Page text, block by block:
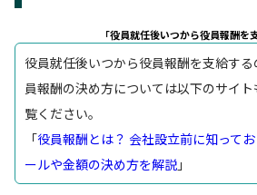
「役員就任後いつから役員報酬を
役員就任後いつから役員報酬を支給す
員報酬の決め方については以下のサイ
覧ください。
「役員報酬とは？ 会社設立前に知って
ールや金額の決め方を解説 」